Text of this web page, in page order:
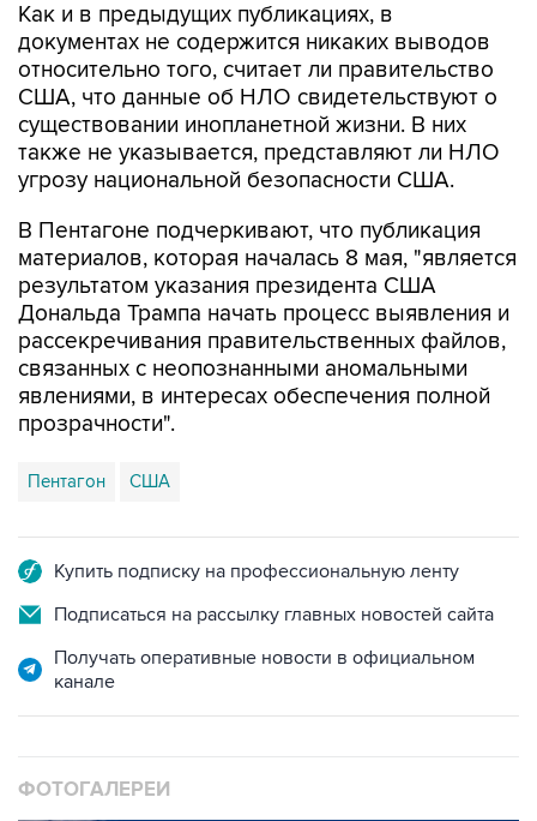
Как и в предыдущих публикациях, в
документах не содержится никаких выводов
относительно того, считает ли правительство
США, что данные об НЛО свидетельствуют о
существовании инопланетной жизни. В них
также не указывается, представляют ли НЛО
угрозу национальной безопасности США.
В Пентагоне подчеркивают, что публикация
материалов, которая началась 8 мая, "является
результатом указания президента США
Дональда Трампа начать процесс выявления и
рассекречивания правительственных файлов,
связанных с неопознанными аномальными
явлениями, в интересах обеспечения полной
прозрачности".
Пентагон США
Купить подписку на профессиональную ленту
Подписаться на рассылку главных новостей сайта
Получать оперативные новости в официальном
канале
ФОТОГАЛЕРЕИ